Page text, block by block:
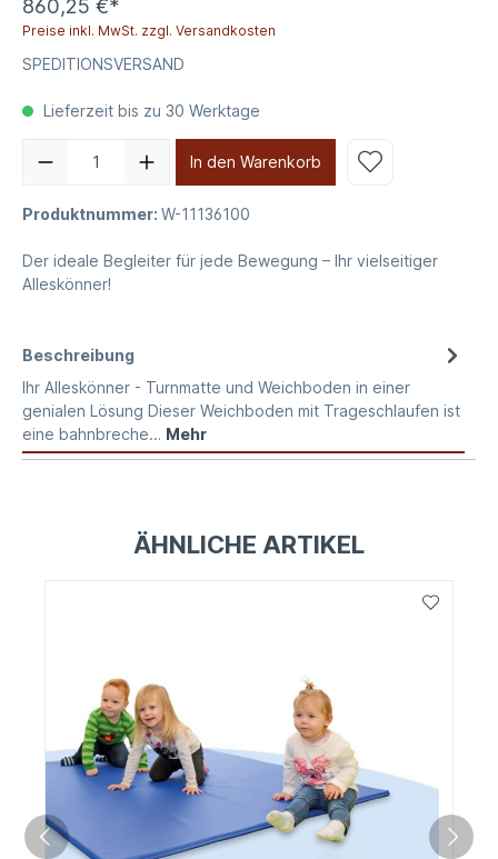
860,25 €*
Preise inkl. MwSt. zzgl. Versandkosten
SPEDITIONSVERSAND
Lieferzeit bis zu 30 Werktage
In den Warenkorb
Produktnummer: W-11136100
Der ideale Begleiter für jede Bewegung – Ihr vielseitiger
Alleskönner!
Beschreibung
Ihr Alleskönner - Turnmatte und Weichboden in einer
genialen Lösung Dieser Weichboden mit Trageschlaufen ist
eine bahnbreche… Mehr
ÄHNLICHE ARTIKEL